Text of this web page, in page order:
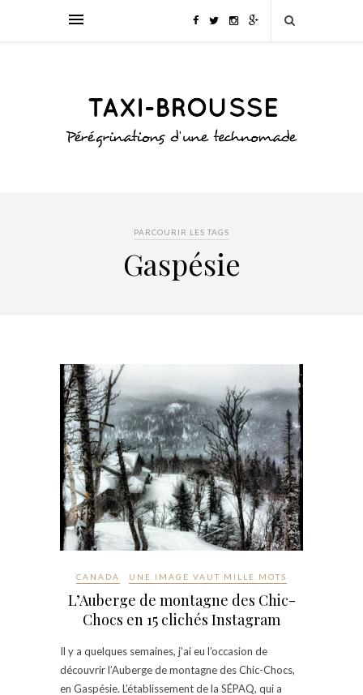
PARCOURIR LES TAGS
Gaspésie
CANADA UNE IMAGE VAUT MILLE MOTS
L’Auberge de montagne des Chic-
Chocs en 15 clichés Instagram
Il y a quelques semaines, j’ai eu l’occasion de
découvrir l’Auberge de montagne des Chic-Chocs,
en Gaspésie. L’établissement de la SÉPAQ, qui a